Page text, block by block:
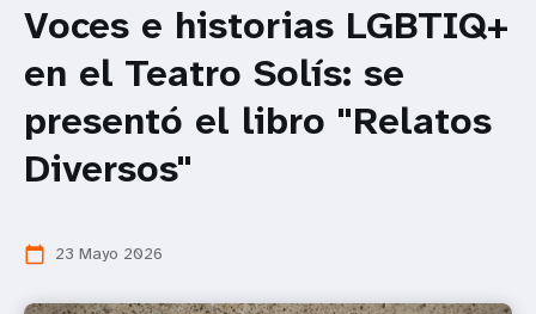
Voces e historias LGBTIQ+
en el Teatro Solís: se
presentó el libro "Relatos
Diversos"
calendar_today 23 Mayo 2026